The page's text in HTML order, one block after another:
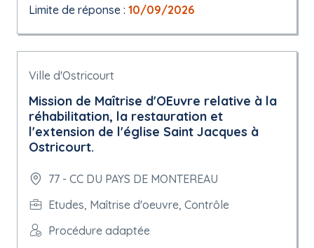
Limite de réponse : 10/09/2026
Ville d'Ostricourt
Mission de Maîtrise d'OEuvre relative à la
réhabilitation, la restauration et
l'extension de l'église Saint Jacques à
Ostricourt.
77 - CC DU PAYS DE MONTEREAU
Etudes, Maîtrise d'oeuvre, Contrôle
Procédure adaptée